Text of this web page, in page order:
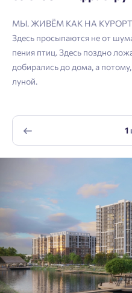
Email
Согласен получать
МЫ. ЖИВЁМ КАК НА КУРОРТЕ.
Здесь просыпаются не от
пения птиц. Здесь поздно
добирались до дома, а
луной.
1
Согласен получать
Личный кабинет
Нажимая кнопку «Отправить»,
персональных данных.
Личный кабинет
Выслать код повторно через